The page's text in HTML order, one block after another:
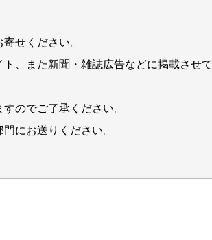
せください。
、また新聞・雑誌広告などに掲載させて
のでご了承ください。
にお送りください。